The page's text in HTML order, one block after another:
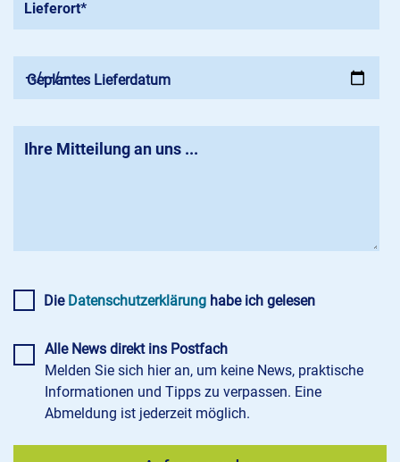
Geplantes Lieferdatum
Die Datenschutzerklärung habe ich gelesen
Alle News direkt ins Postfach
Melden Sie sich hier an, um keine News, praktische
Informationen und Tipps zu verpassen. Eine
Abmeldung ist jederzeit möglich.